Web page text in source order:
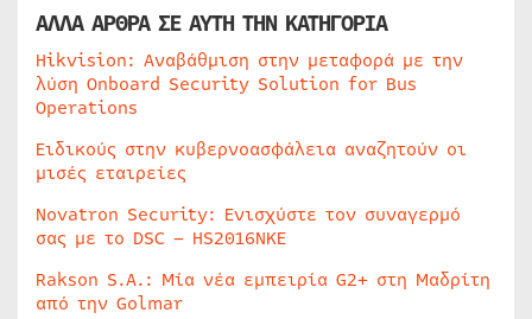
ΑΛΛΑ ΑΡΘΡΑ ΣΕ ΑΥΤΗ ΤΗΝ ΚΑΤΗΓΟΡΙΑ
Hikvision: Αναβάθμιση στην μεταφορά με την
λύση Onboard Security Solution for Bus
Operations
Ειδικούς στην κυβερνοασφάλεια αναζητούν οι
μισές εταιρείες
Novatron Security: Ενισχύστε τον συναγερμό
σας με το DSC – HS2016NKE
Rakson S.A.: Μία νέα εμπειρία G2+ στη Μαδρίτη
από την Golmar